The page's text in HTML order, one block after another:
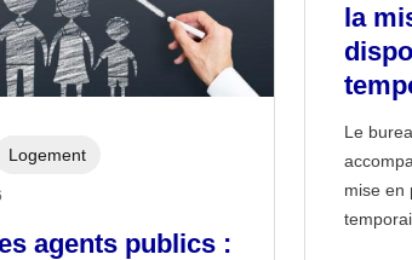
agents publics :
Logement
la
Le
mise en